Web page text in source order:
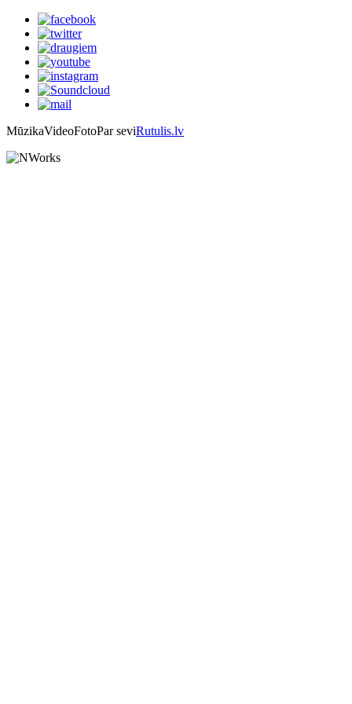
MūzikaVideoFotoPar seviRutulis.lv